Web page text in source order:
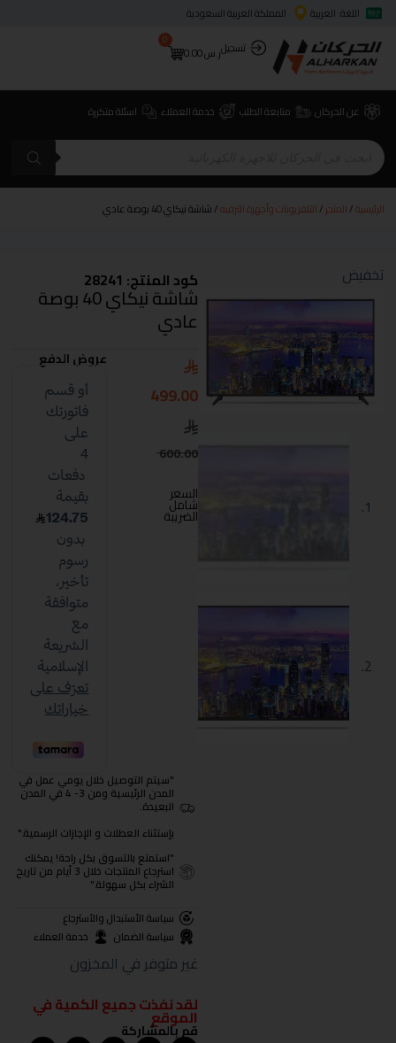
اللغة: العربية
المملكة العربية السعودية
تسجيلر.س0.00
0
عن الحركان متابعة الطلب خدمة العملاء اسئلة متكررة
الرئيسية/المتجر/التلفزيونات وأجهزة الترفيه/ شاشة نيكاي 40 بوصة عادي
تخفيض كود المنتج: 28241
شاشة نيكاي 40 بوصة
عادي
600.00
499.00
السعر
شامل
الضريبة
عروض الدفع
"سيتم التوصيل خلال يومي عمل في
المدن الرئيسية ومن 3- 4 في المدن
البعيدة.
بإستثناء العطلات و الإجازات الرسمية."
"استمتع بالتسوق بكل راحة! يمكنك
استرجاع المنتجات خلال 3 أيام من تاريخ
الشراء بكل سهولة."
سياسة الأستبدال والأسترجاع
سياسة الضمان
خدمة العملاء
غير متوفر في المخزون
لقد نفذت جميع الكمية في
الموقع
قم بالمشاركة